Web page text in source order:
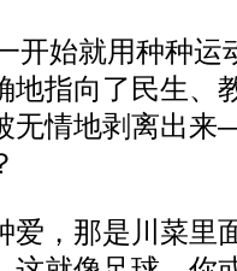
始就用种种运
地指向了民生、
无情地剥离出
，那是川菜里